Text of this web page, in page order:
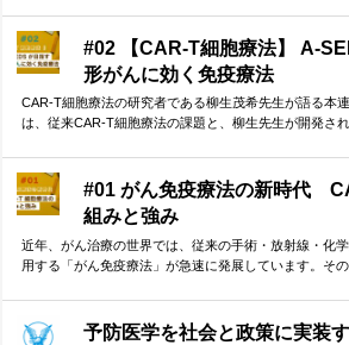
#02 【CAR-T細胞療法】 A-
形がんに効く免疫療法
CAR-T細胞療法の研究者である柳生茂希先生が語る本
は、従来CAR-T細胞療法の課題と、柳生先生が開発さ
#01 がん免疫療法の新時代
組みと強み
近年、がん治療の世界では、従来の手術・放射線・化
用する「がん免疫療法」が急速に発展しています。そ
予防医学を社会と政策に実装